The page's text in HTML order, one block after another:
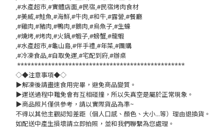
,#水產超市,#實體店面,#民宿,#民宿烤肉食材
,#美威,#鮭魚,#海鮮,#牛肉,#和牛,#露營,#餐廳
,#雞肉,#豬肉,#鴨肉,#鵝肉,#烏魚子,#生蠔
,#燒烤,#烤肉,#火鍋,#蝦子,#螃蟹,#龍蝦
,#水產超市,#龜山島,#伴手禮,#年菜,#團購
,#冷凍食品,#自取免運,#宅配到府,#辦桌
*************************************************
◇◆注意事項◆◇
▶️解凍後請盡速食用完畢，避免商品變質。
▶️運送過程中難免會有互相碰撞，所以失真空是屬於正常現象。
▶️商品照片僅供參考，請以實際貨品為準~
不得以其他主觀認知差距（個人口感、顏色、大小...等）理由退換貨。
如配送中產生損壞請立即拍照，並和我們聯繫為您處理。